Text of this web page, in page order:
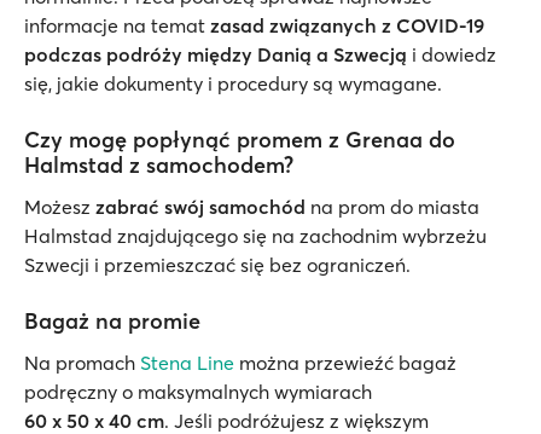
informacje na temat zasad związanych z COVID-19
podczas podróży między Danią a Szwecją i dowiedz
się, jakie dokumenty i procedury są wymagane.
Czy mogę popłynąć promem z Grenaa do
Halmstad z samochodem?
Możesz zabrać swój samochód na prom do miasta
Halmstad znajdującego się na zachodnim wybrzeżu
Szwecji i przemieszczać się bez ograniczeń.
Bagaż na promie
Na promach Stena Line można przewieźć bagaż
podręczny o maksymalnych wymiarach
60 x 50 x 40 cm. Jeśli podróżujesz z większym